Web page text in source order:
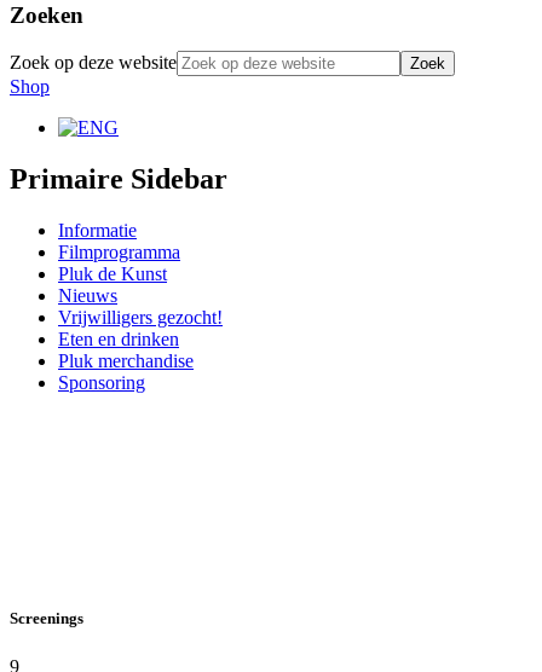
Zoeken
Zoek op deze website
Shop
Primaire Sidebar
Informatie
Filmprogramma
Pluk de Kunst
Nieuws
Vrijwilligers gezocht!
Eten en drinken
Pluk merchandise
Sponsoring
Screenings
9